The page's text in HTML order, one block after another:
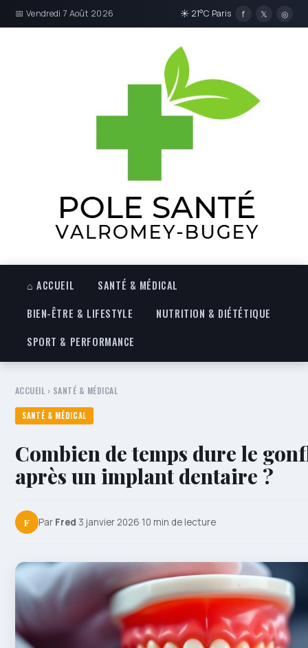
📅 Vendredi 7 Août 2026 ☀ 21°C Paris f 𝕏 ◎
⌂ ACCUEIL
SANTÉ & MÉDICAL
BIEN-ÊTRE & LIFESTYLE
NUTRITION & DIÉTÉTIQUE
SPORT & PERFORMANCE
ACCUEIL › SANTÉ & MÉDICAL
SANTÉ & MÉDICAL
Combien de temps dure le
après un implant dentaire ?
F Par Fred·3 janvier 2026·10 min de lecture